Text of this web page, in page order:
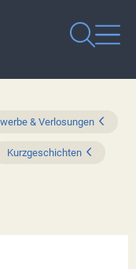
& Verlosungen
Kurzgeschichten